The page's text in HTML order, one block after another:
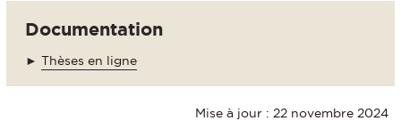
Documentation
► Thèses en ligne
Mise à jour : 22 novembre 2024